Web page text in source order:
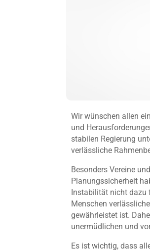
Wir wünschen allen
und
stabilen Regierung
verlässliche
Besonders Vereine
Planungssicherheit
Instabilität nicht dazu
Menschen
gewährleistet ist.
unermüdlichen und
Es ist wichtig, dass